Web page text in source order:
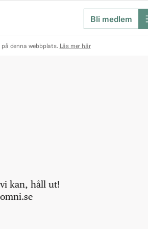
Bli medlem
denna webbplats. Läs mer här
kan, håll ut!